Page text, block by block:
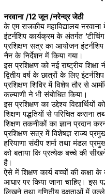
नरवाना /12 जून /नरेन्द्र जेठी
के एम राजकीय महाविद्यालय
इंटर्नशिप कार्यक्रम के अंतर्गत
प्रशिक्षण सत्र का आयोजन
नैन के निर्देशन में किया गया।
इस प्रशिक्षण को नई राष्ट्रीय
द्वितीय वर्ष के छात्रों के लिए
प्रशिक्षण शिविर में विशेष तौर से
कल्याणी ने भी संबोधित किया।
इस प्रशिक्षण का उद्देश्य
शिक्षण पद्धतियों से परिचित कराना
शिक्षण तकनीकों का ज्ञान प्रदान
प्रशिक्षण सत्र में विशेषज्ञ राज्य
हरियाणा संदीप शर्मा तथा मंडल
को बताया कि प्रत्येक बच्चे की
है।
ऐसे में शिक्षण कार्य बच्चों की
आधार पर किया जाना चाहिए। इस
लिखने तथा गणितीय दक्षताओं में